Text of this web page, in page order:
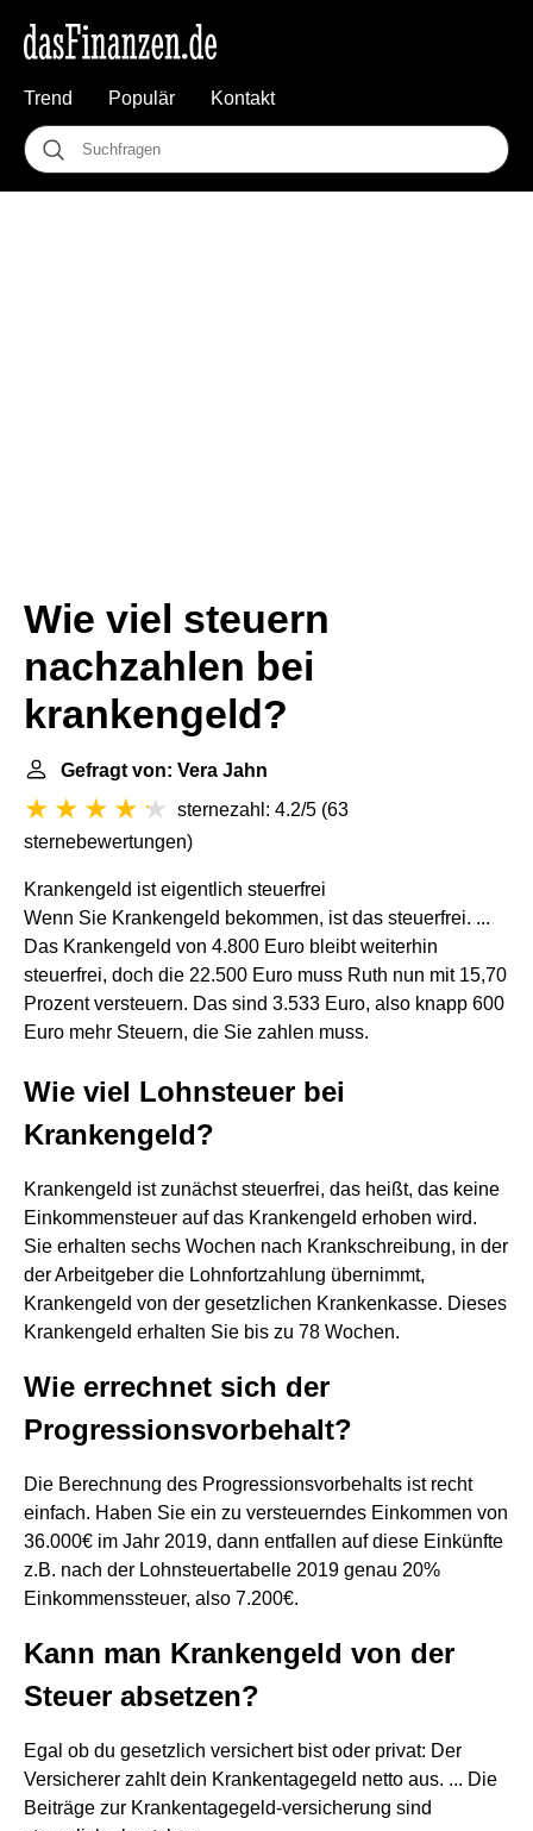
Trend Populär Kontakt
Wie viel steuern
nachzahlen bei
krankengeld?
Gefragt von: Vera Jahn
sternezahl: 4.2/5 (63
sternebewertungen)
Krankengeld ist eigentlich steuerfrei
Wenn Sie Krankengeld bekommen, ist das steuerfrei. ...
Das Krankengeld von 4.800 Euro bleibt weiterhin
steuerfrei, doch die 22.500 Euro muss Ruth nun mit 15,70
Prozent versteuern. Das sind 3.533 Euro, also knapp 600
Euro mehr Steuern, die Sie zahlen muss.
Wie viel Lohnsteuer bei
Krankengeld?
Krankengeld ist zunächst steuerfrei, das heißt, das keine
Einkommensteuer auf das Krankengeld erhoben wird.
Sie erhalten sechs Wochen nach Krankschreibung, in der
der Arbeitgeber die Lohnfortzahlung übernimmt,
Krankengeld von der gesetzlichen Krankenkasse. Dieses
Krankengeld erhalten Sie bis zu 78 Wochen.
Wie errechnet sich der
Progressionsvorbehalt?
Die Berechnung des Progressionsvorbehalts ist recht
einfach. Haben Sie ein zu versteuerndes Einkommen von
36.000€ im Jahr 2019, dann entfallen auf diese Einkünfte
z.B. nach der Lohnsteuertabelle 2019 genau 20%
Einkommenssteuer, also 7.200€.
Kann man Krankengeld von der
Steuer absetzen?
Egal ob du gesetzlich versichert bist oder privat: Der
Versicherer zahlt dein Krankentagegeld netto aus. ... Die
Beiträge zur Krankentagegeld-versicherung sind